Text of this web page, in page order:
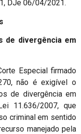
DJe 06/04/2021.
de divergência em
Especial firmado
não é exigível o
de divergência em
11.636/2007, que
criminal em sentido
manejado pela